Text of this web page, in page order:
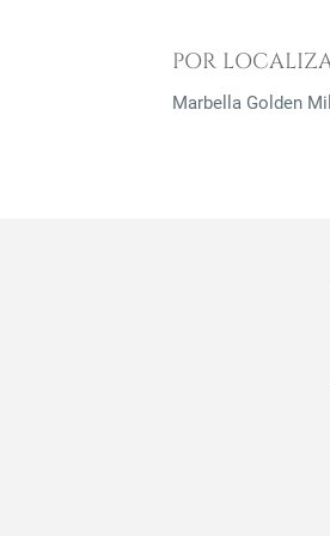
POR
Marbella Golden